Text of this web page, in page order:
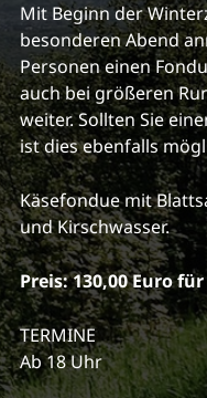
Mit Beginn der
besonderen Abend
Personen einen
auch bei größeren
weiter. Sollten Sie
ist dies ebenfalls
Käsefondue mit
und Kirschwasser.
Preis: 130,00 Euro
TERMINE
Ab 18 Uhr